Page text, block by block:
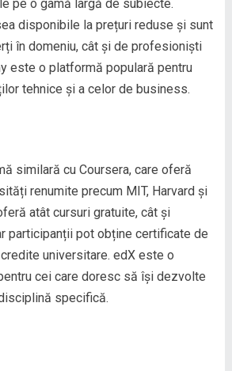
pe o gamă largă de subiecte.
disponibile la prețuri reduse și sunt
în domeniu, cât și de profesioniști
este o platformă populară pentru
tehnice și a celor de business.
similară cu Coursera, care oferă
renumite precum MIT, Harvard și
atât cursuri gratuite, cât și
participanții pot obține certificate de
universitare. edX este o
cei care doresc să își dezvolte
specifică.